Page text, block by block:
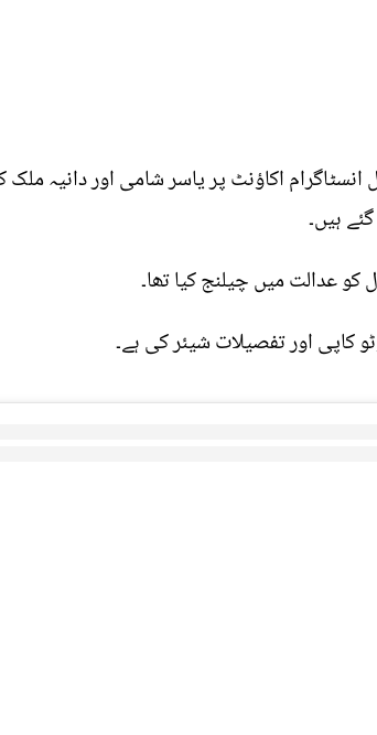
اکاؤنٹ پر یاسر شامی اور دانیہ ملک
ہیں۔
عدالت میں چیلنج کیا تھا۔
کاپی اور تفصیلات شیئر کی ہے۔